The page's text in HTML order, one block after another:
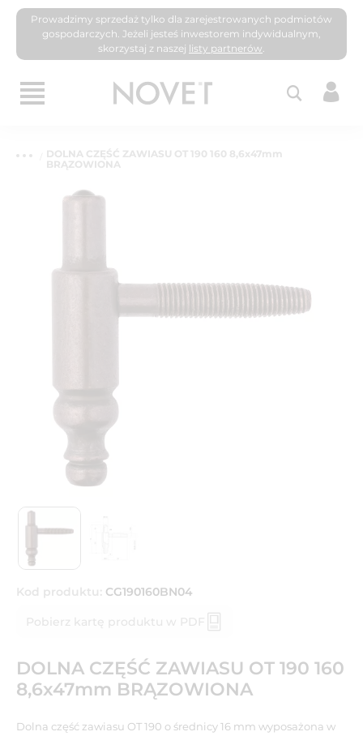
Prowadzimy sprzedaż tylko dla zarejestrowanych podmiotów
gospodarczych. Jeżeli jesteś inwestorem indywidualnym,
skorzystaj z naszej listy partnerów.
DOLNA CZĘŚĆ ZAWIASU OT 190 160 8,6x47mm
BRĄZOWIONA
Kod produktu: CG190160BN04
Pobierz kartę produktu w PDF
DOLNA CZĘŚĆ ZAWIASU OT 190 160
8,6x47mm BRĄZOWIONA
Dolna część zawiasu OT 190 o średnicy 16 mm wyposażona w